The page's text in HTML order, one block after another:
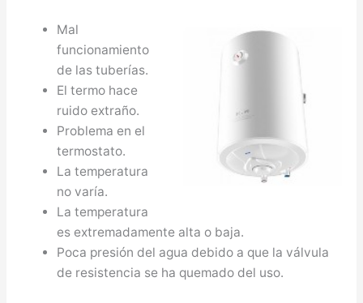
Mal
funcionamiento
de las tuberías.
El termo hace
ruido extraño.
Problema en el
termostato.
La temperatura
no varía.
La temperatura
es extremadamente alta o baja.
Poca presión del agua debido a que la válvula
de resistencia se ha quemado del uso.